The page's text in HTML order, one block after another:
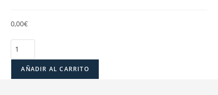
0,00€
SIENA-
4
cantidad
AÑADIR AL CARRITO